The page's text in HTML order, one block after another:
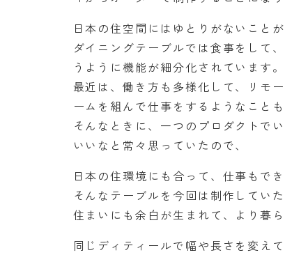
日本の住空間にはゆとりがないことが
ダイニングテーブルでは食事をして
うように機能が細分化されています。
最近は、働き方も多様化して、リモ
ームを組んで仕事をするようなこと
そんなときに、一つのプロダクトで
いいなと常々思っていたので、
日本の住環境にも合って、仕事もで
そんなテーブルを今回は制作していた
住まいにも余白が生まれて、より暮
同じディティールで幅や長さを変え